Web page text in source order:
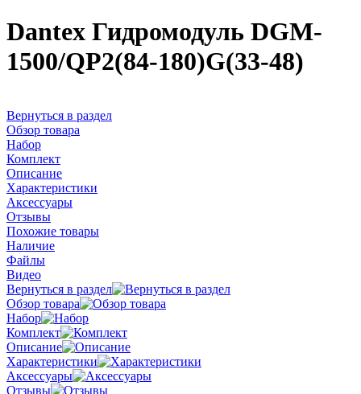
Dantex Гидромодуль DGM-
1500/QP2(84-180)G(33-48)
Вернуться в раздел
Обзор товара
Набор
Комплект
Описание
Характеристики
Аксессуары
Отзывы
Похожие товары
Наличие
Файлы
Видео
Вернуться в раздел
Обзор товара
Набор
Комплект
Описание
Характеристики
Аксессуары
Отзывы